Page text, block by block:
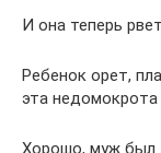
И она теперь
Ребенок орет,
эта недомокрота
Хорошо, муж был